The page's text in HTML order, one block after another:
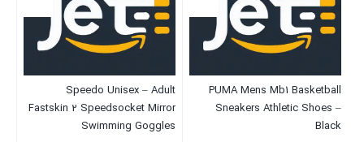
PUMA Mens Mb1 Basketball
Sneakers Athletic Shoes –
Black
Speedo Unisex – Adult
Fastskin 2 Speedsocket Mirror
Swimming Goggles